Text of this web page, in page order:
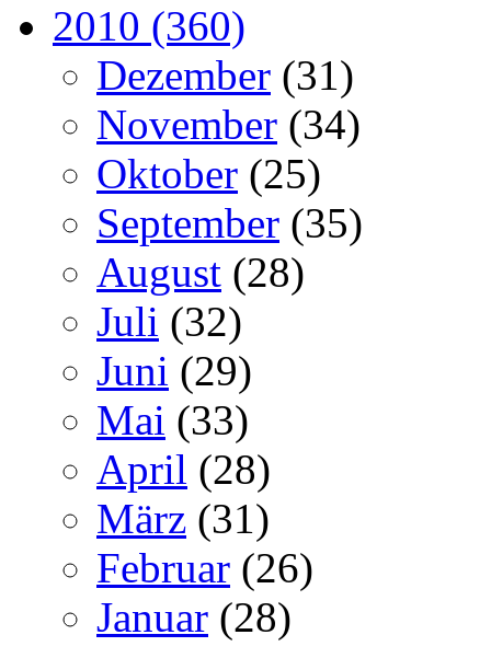
2010 (360)
Dezember (31)
November (34)
Oktober (25)
September (35)
August (28)
Juli (32)
Juni (29)
Mai (33)
April (28)
März (31)
Februar (26)
Januar (28)